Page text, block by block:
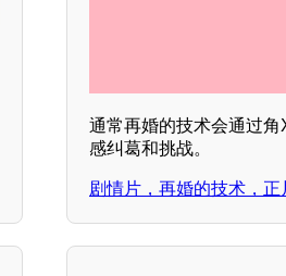
通常再婚的技术会通过
感纠葛和挑战。
剧情片，再婚的技术，正